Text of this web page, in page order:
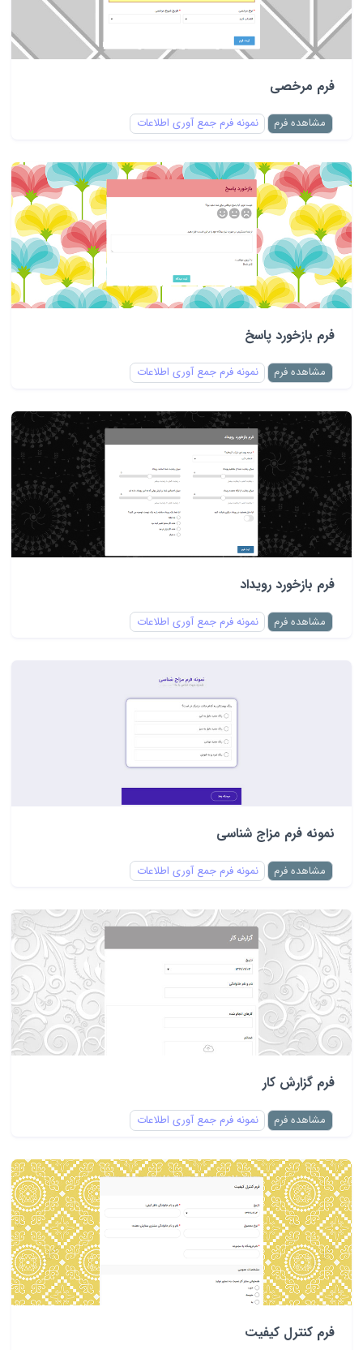
فرم مرخصی
مشاهده فرم نمونه فرم جمع آوری اطلاعات
فرم بازخورد پاسخ
مشاهده فرم نمونه فرم جمع آوری اطلاعات
فرم بازخورد رویداد
مشاهده فرم نمونه فرم جمع آوری اطلاعات
نمونه فرم مزاج شناسی
مشاهده فرم نمونه فرم جمع آوری اطلاعات
فرم گزارش کار
مشاهده فرم نمونه فرم جمع آوری اطلاعات
فرم کنترل کیفیت